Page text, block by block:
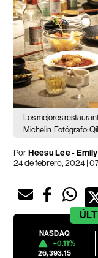
Los mejores
Michelin Fotógrafo:
PorHeesu Lee -
24 de febrero, 2024 |
NASDAQ
+0.11%
26,393.15